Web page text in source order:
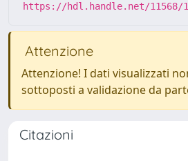
https://hdl.handle.net/11568/
Attenzione
Attenzione! I dati visualizzati
sottoposti a validazione da
Citazioni